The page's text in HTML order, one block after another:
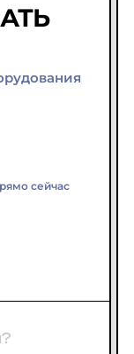
сейчас